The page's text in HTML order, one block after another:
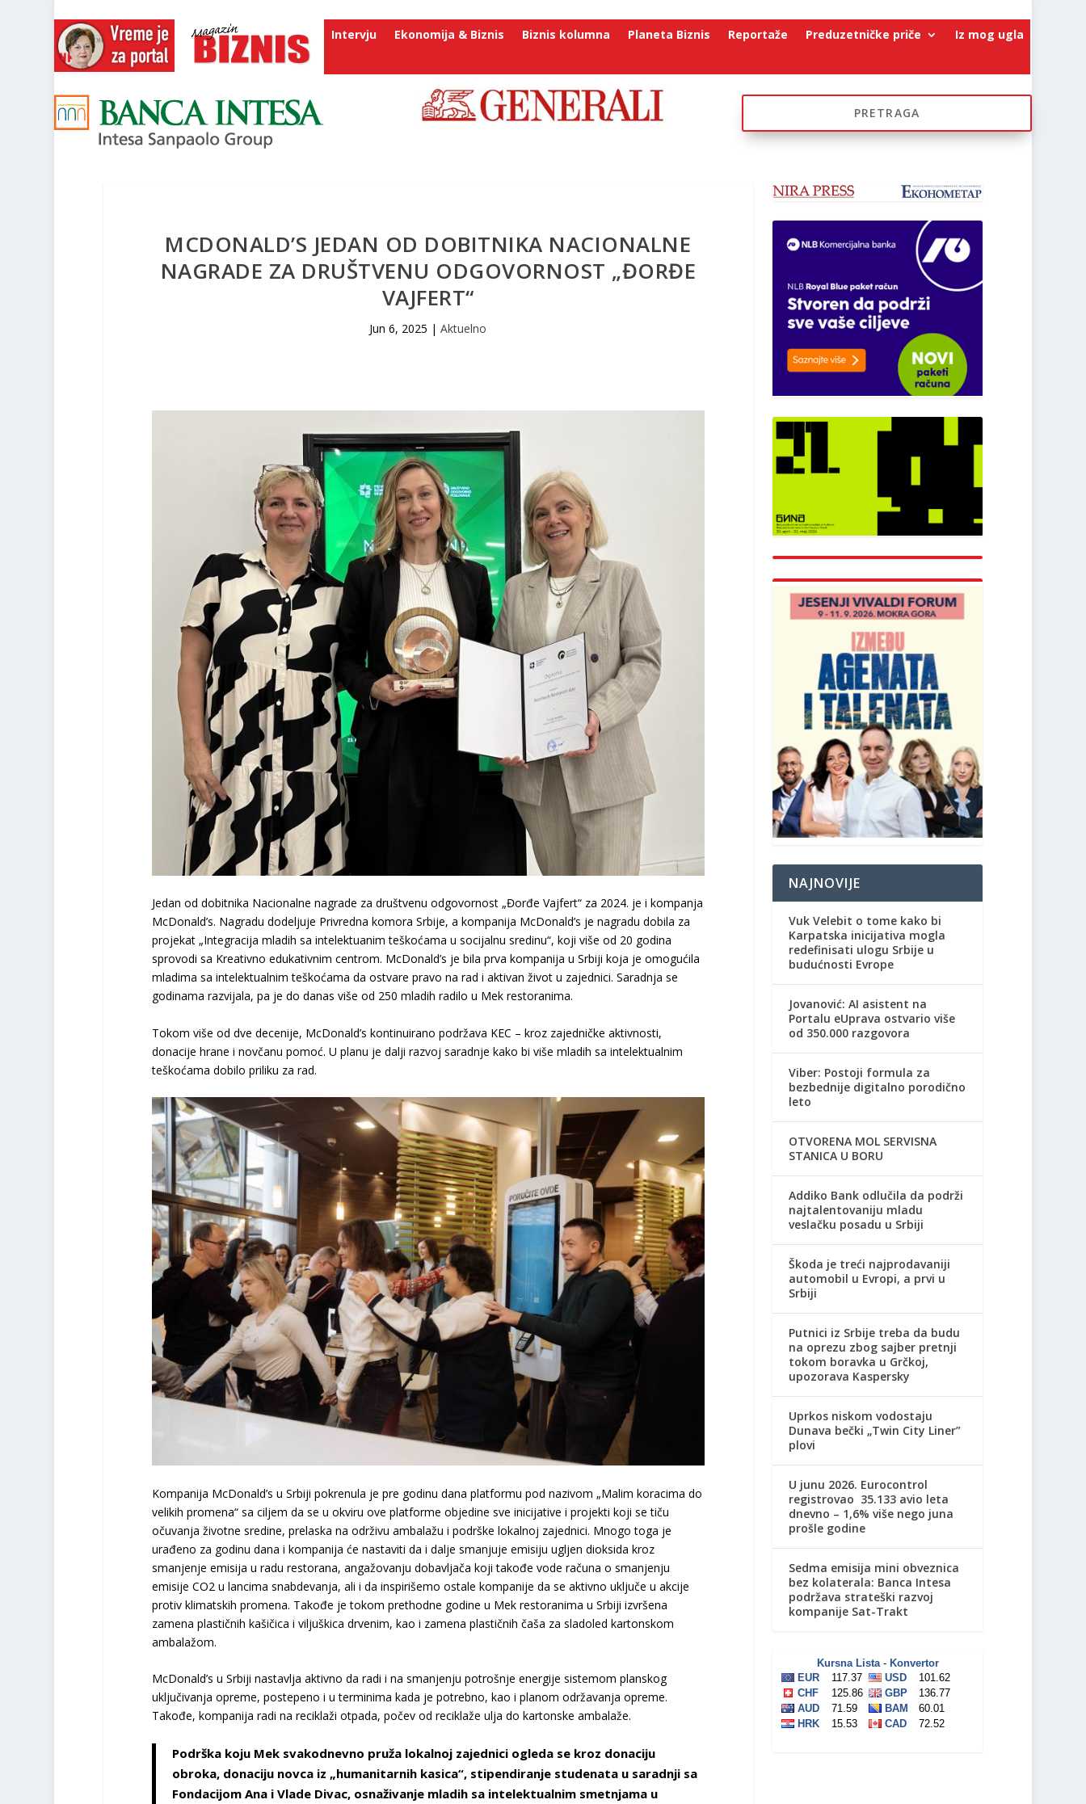
Intervju Ekonomija & Biznis Biznis kolumna Planeta Biznis Reportaže Preduzetničke priče Iz mog ugla
MCDONALD’S JEDAN OD DOBITNIKA NACIONALNE
NAGRADE ZA DRUŠTVENU ODGOVORNOST „ĐORĐE
VAJFERT“
Jun 6, 2025 |Aktuelno
Jedan od dobitnika Nacionalne nagrade za društvenu odgovornost „Đorđe Vajfert“ za 2024. je i kompanja
McDonald’s. Nagradu dodeljuje Privredna komora Srbije, a kompanija McDonald’s je nagradu dobila za
projekat „Integracija mladih sa intelektuanim teškoćama u socijalnu sredinu“, koji više od 20 godina
sprovodi sa Kreativno edukativnim centrom. McDonald’s je bila prva kompanija u Srbiji koja je omogućila
mladima sa intelektualnim teškoćama da ostvare pravo na rad i aktivan život u zajednici. Saradnja se
godinama razvijala, pa je do danas više od 250 mladih radilo u Mek restoranima.
Tokom više od dve decenije, McDonald’s kontinuirano podržava KEC – kroz zajedničke aktivnosti,
donacije hrane i novčanu pomoć. U planu je dalji razvoj saradnje kako bi više mladih sa intelektualnim
teškoćama dobilo priliku za rad.
Kompanija McDonald’s u Srbiji pokrenula je pre godinu dana platformu pod nazivom „Malim koracima do
velikih promena“ sa ciljem da se u okviru ove platforme objedine sve inicijative i projekti koji se tiču
očuvanja životne sredine, prelaska na održivu ambalažu i podrške lokalnoj zajednici. Mnogo toga je
urađeno za godinu dana i kompanija će nastaviti da i dalje smanjuje emisiju ugljen dioksida kroz
smanjenje emisija u radu restorana, angažovanju dobavljača koji takođe vode računa o smanjenju
emisije CO2 u lancima snabdevanja, ali i da inspirišemo ostale kompanije da se aktivno uključe u akcije
protiv klimatskih promena. Takođe je tokom prethodne godine u Mek restoranima u Srbiji izvršena
zamena plastičnih kašičica i viljuškica drvenim, kao i zamena plastičnih čaša za sladoled kartonskom
ambalažom.
McDonald’s u Srbiji nastavlja aktivno da radi i na smanjenju potrošnje energije sistemom planskog
uključivanja opreme, postepeno i u terminima kada je potrebno, kao i planom održavanja opreme.
Takođe, kompanija radi na reciklaži otpada, počev od reciklaže ulja do kartonske ambalaže.
Podrška koju Mek svakodnevno pruža lokalnoj zajednici ogleda se kroz donaciju
obroka, donaciju novca iz „humanitarnih kasica“, stipendiranje studenata u saradnji sa
Fondacijom Ana i Vlade Divac, osnaživanje mladih sa intelektualnim smetnjama u
NAJNOVIJE
Vuk Velebit o tome kako bi
Karpatska inicijativa mogla
redefinisati ulogu Srbije u
budućnosti Evrope
Jovanović: AI asistent na
Portalu eUprava ostvario više
od 350.000 razgovora
Viber: Postoji formula za
bezbednije digitalno porodično
leto
OTVORENA MOL SERVISNA
STANICA U BORU
Addiko Bank odlučila da podrži
najtalentovaniju mladu
veslačku posadu u Srbiji
Škoda je treći najprodavaniji
automobil u Evropi, a prvi u
Srbiji
Putnici iz Srbije treba da budu
na oprezu zbog sajber pretnji
tokom boravka u Grčkoj,
upozorava Kaspersky
Uprkos niskom vodostaju
Dunava bečki „Twin City Liner”
plovi
U junu 2026. Eurocontrol
registrovao 35.133 avio leta
dnevno – 1,6% više nego juna
prošle godine
Sedma emisija mini obveznica
bez kolaterala: Banca Intesa
podržava strateški razvoj
kompanije Sat-Trakt